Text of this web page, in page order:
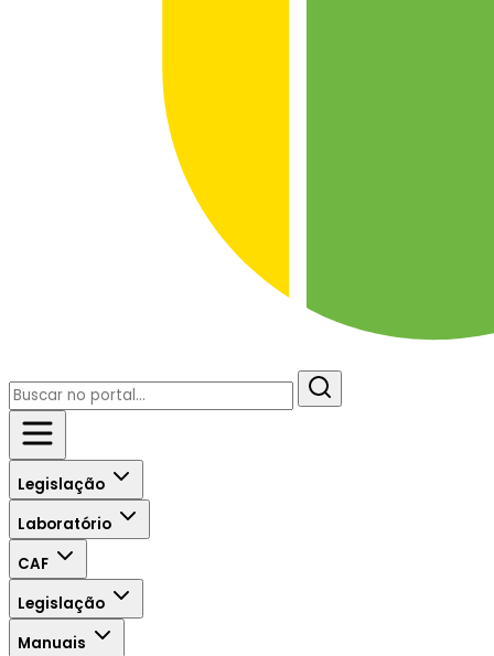
Legislação
Laboratório
CAF
Legislação
Manuais